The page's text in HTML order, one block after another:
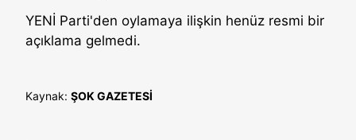
YENİ Parti'den oylamaya ilişkin henüz resmi bir
açıklama gelmedi.
Kaynak: ŞOK GAZETESİ